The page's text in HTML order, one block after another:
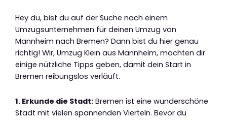
Hey du, bist du auf der Suche nach einem
Umzugsunternehmen für deinen Umzug von
Mannheim nach Bremen? Dann bist du hier genau
richtig! Wir, Umzug Klein aus Mannheim, möchten dir
einige nützliche Tipps geben, damit dein Start in
Bremen reibungslos verläuft.
1. Erkunde die Stadt: Bremen ist eine wunderschöne
Stadt mit vielen spannenden Vierteln. Bevor du